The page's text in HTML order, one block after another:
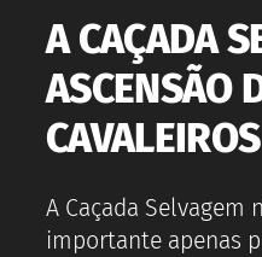
A CAÇADA
ASCENSÃO
A Caçada Selvagem
importante apenas